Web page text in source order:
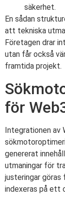
säkerhet.
En sådan
att tekniska
Företagen drar
utan får också
framtida projekt.
för
Integrationen av
genererat
utmaningar för
justeringar
indexeras på ett